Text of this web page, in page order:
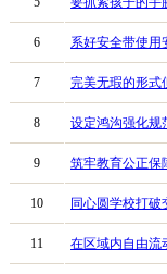
6 系好安全带使用
7 完美无瑕的形式
8 设定鸿沟强化规
9 筑牢教育公正保
10 同心圆学校打
11 在区域内自由流